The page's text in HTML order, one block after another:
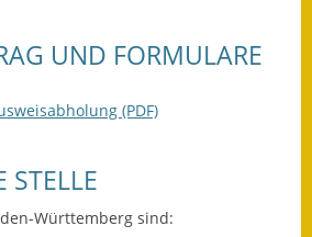
Ausweichfahrplan
UND FORMULARE
(PDF)
STELLE
Württemberg sind: